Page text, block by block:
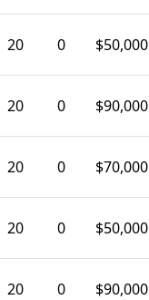
20 0 $50,000
20 0 $90,000
20 0 $70,000
20 0 $50,000
20 0 $90,000